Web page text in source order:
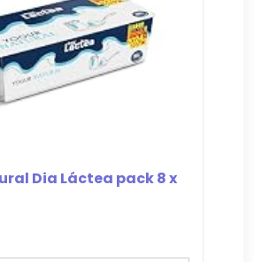
Dia Láctea pack 8 x